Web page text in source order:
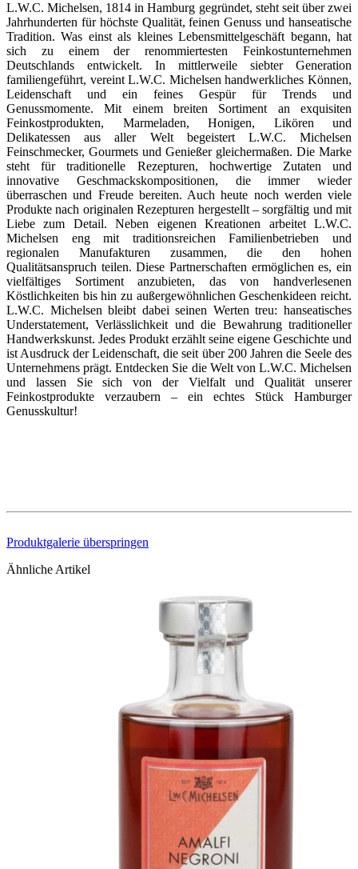
L.W.C. Michelsen, 1814 in Hamburg gegründet, steht seit über zwei
Jahrhunderten für höchste Qualität, feinen Genuss und hanseatische
Tradition. Was einst als kleines Lebensmittelgeschäft begann, hat
sich zu einem der renommiertesten Feinkostunternehmen
Deutschlands entwickelt. In mittlerweile siebter Generation
familiengeführt, vereint L.W.C. Michelsen handwerkliches Können,
Leidenschaft und ein feines Gespür für Trends und
Genussmomente. Mit einem breiten Sortiment an exquisiten
Feinkostprodukten, Marmeladen, Honigen, Likören und
Delikatessen aus aller Welt begeistert L.W.C. Michelsen
Feinschmecker, Gourmets und Genießer gleichermaßen. Die Marke
steht für traditionelle Rezepturen, hochwertige Zutaten und
innovative Geschmackskompositionen, die immer wieder
überraschen und Freude bereiten. Auch heute noch werden viele
Produkte nach originalen Rezepturen hergestellt – sorgfältig und mit
Liebe zum Detail. Neben eigenen Kreationen arbeitet L.W.C.
Michelsen eng mit traditionsreichen Familienbetrieben und
regionalen Manufakturen zusammen, die den hohen
Qualitätsanspruch teilen. Diese Partnerschaften ermöglichen es, ein
vielfältiges Sortiment anzubieten, das von handverlesenen
Köstlichkeiten bis hin zu außergewöhnlichen Geschenkideen reicht.
L.W.C. Michelsen bleibt dabei seinen Werten treu: hanseatisches
Understatement, Verlässlichkeit und die Bewahrung traditioneller
Handwerkskunst. Jedes Produkt erzählt seine eigene Geschichte und
ist Ausdruck der Leidenschaft, die seit über 200 Jahren die Seele des
Unternehmens prägt. Entdecken Sie die Welt von L.W.C. Michelsen
und lassen Sie sich von der Vielfalt und Qualität unserer
Feinkostprodukte verzaubern – ein echtes Stück Hamburger
Genusskultur!
Produktgalerie überspringen
Ähnliche Artikel